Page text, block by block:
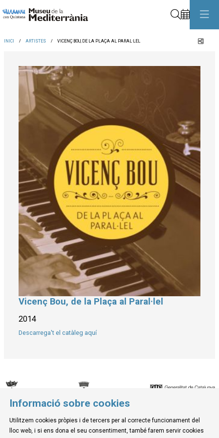
INICI ARTISTES VICENÇ BOU, DE LA PLAÇA AL PARAL·LEL
Diapositiva 1 de 1
Vicenç Bou, de la Plaça al Paral·lel
2014
Descarrega't el catàleg aquí
© Museu de la Mediterrània
C. d'Ullà, 27-31 | 17257 Torroella de Montgrí
Informació sobre cookies
Utilitzem cookies pròpies i de tercers per al correcte funcionament del
lloc web, i si ens dona el seu consentiment, també farem servir cookies